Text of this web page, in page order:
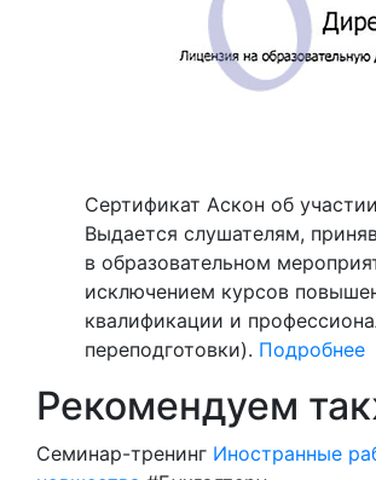
Сертификат Аскон об
Выдается слушателям,
в образовательном
исключением курсов
квалификации и
переподготовки). Подробнее
Рекомендуем
Семинар-тренинг Иностранные